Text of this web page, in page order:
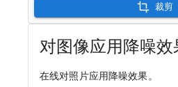
裁剪
对图像应用降噪效
在线对照片应用降噪效果。